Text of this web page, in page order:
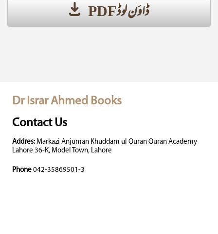
ڈاؤن لوڈ PDF
Dr Israr Ahmed Books
Contact Us
Addres: Markazi Anjuman Khuddam ul Quran Quran Academy
Lahore 36-K, Model Town, Lahore
Phone 042-35869501-3